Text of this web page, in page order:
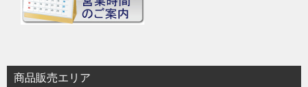
商品販売エリア